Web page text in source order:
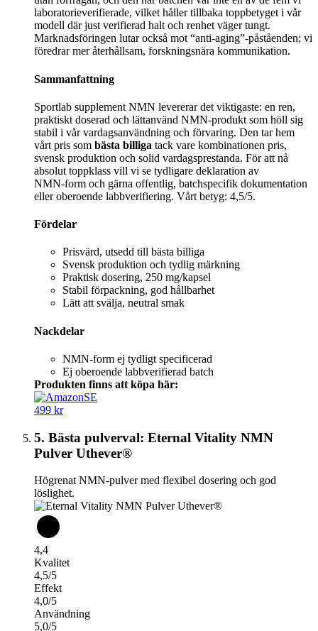
laboratorieverifierade, vilket håller tillbaka toppbetyget i vår
modell där just verifierad halt och renhet väger tungt.
Marknadsföringen lutar också mot “anti‑aging”‑påståenden; vi
föredrar mer återhållsam, forskningsnära kommunikation.
Sammanfattning
Sportlab supplement NMN levererar det viktigaste: en ren,
praktiskt doserad och lättanvänd NMN‑produkt som höll sig
stabil i vår vardagsanvändning och förvaring. Den tar hem
vårt pris som bästa billiga tack vare kombinationen pris,
svensk produktion och solid vardagsprestanda. För att nå
absolut toppklass vill vi se tydligare deklaration av
NMN‑form och gärna offentlig, batchspecifik dokumentation
eller oberoende labbverifiering. Vårt betyg: 4,5/5.
Fördelar
Prisvärd, utsedd till bästa billiga
Svensk produktion och tydlig märkning
Praktisk dosering, 250 mg/kapsel
Stabil förpackning, god hållbarhet
Lätt att svälja, neutral smak
Nackdelar
NMN-form ej tydligt specificerad
Ej oberoende labbverifierad batch
Produkten finns att köpa här:
499 kr
5. Bästa pulverval: Eternal Vitality NMN
Pulver Uthever®
Högrenat NMN‑pulver med flexibel dosering och god
löslighet.
4,4
Kvalitet
4,5/5
Effekt
4,0/5
Användning
5,0/5